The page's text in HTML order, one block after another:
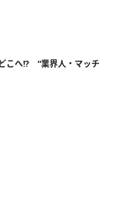
こへ!? “業界人・マッチ